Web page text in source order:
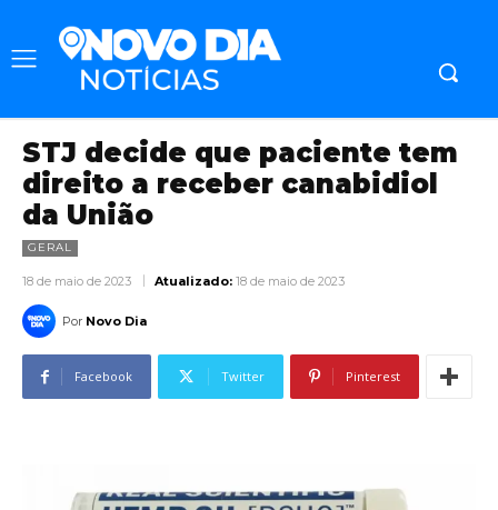
STJ decide que paciente tem
direito a receber canabidiol
da União
GERAL
18 de maio de 2023 Atualizado: 18 de maio de 2023
Por Novo Dia
Facebook Twitter Pinterest